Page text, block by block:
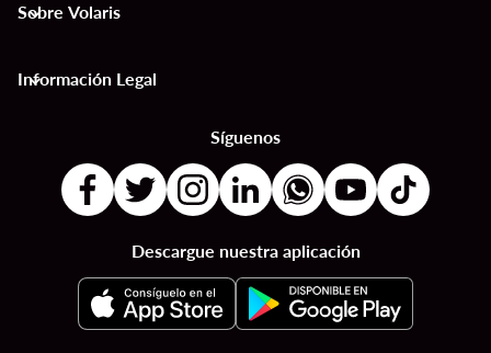
Sobre Volaris
keyboard_arrow_down
Información Legal
keyboard_arrow_down
Síguenos
Descargue nuestra aplicación